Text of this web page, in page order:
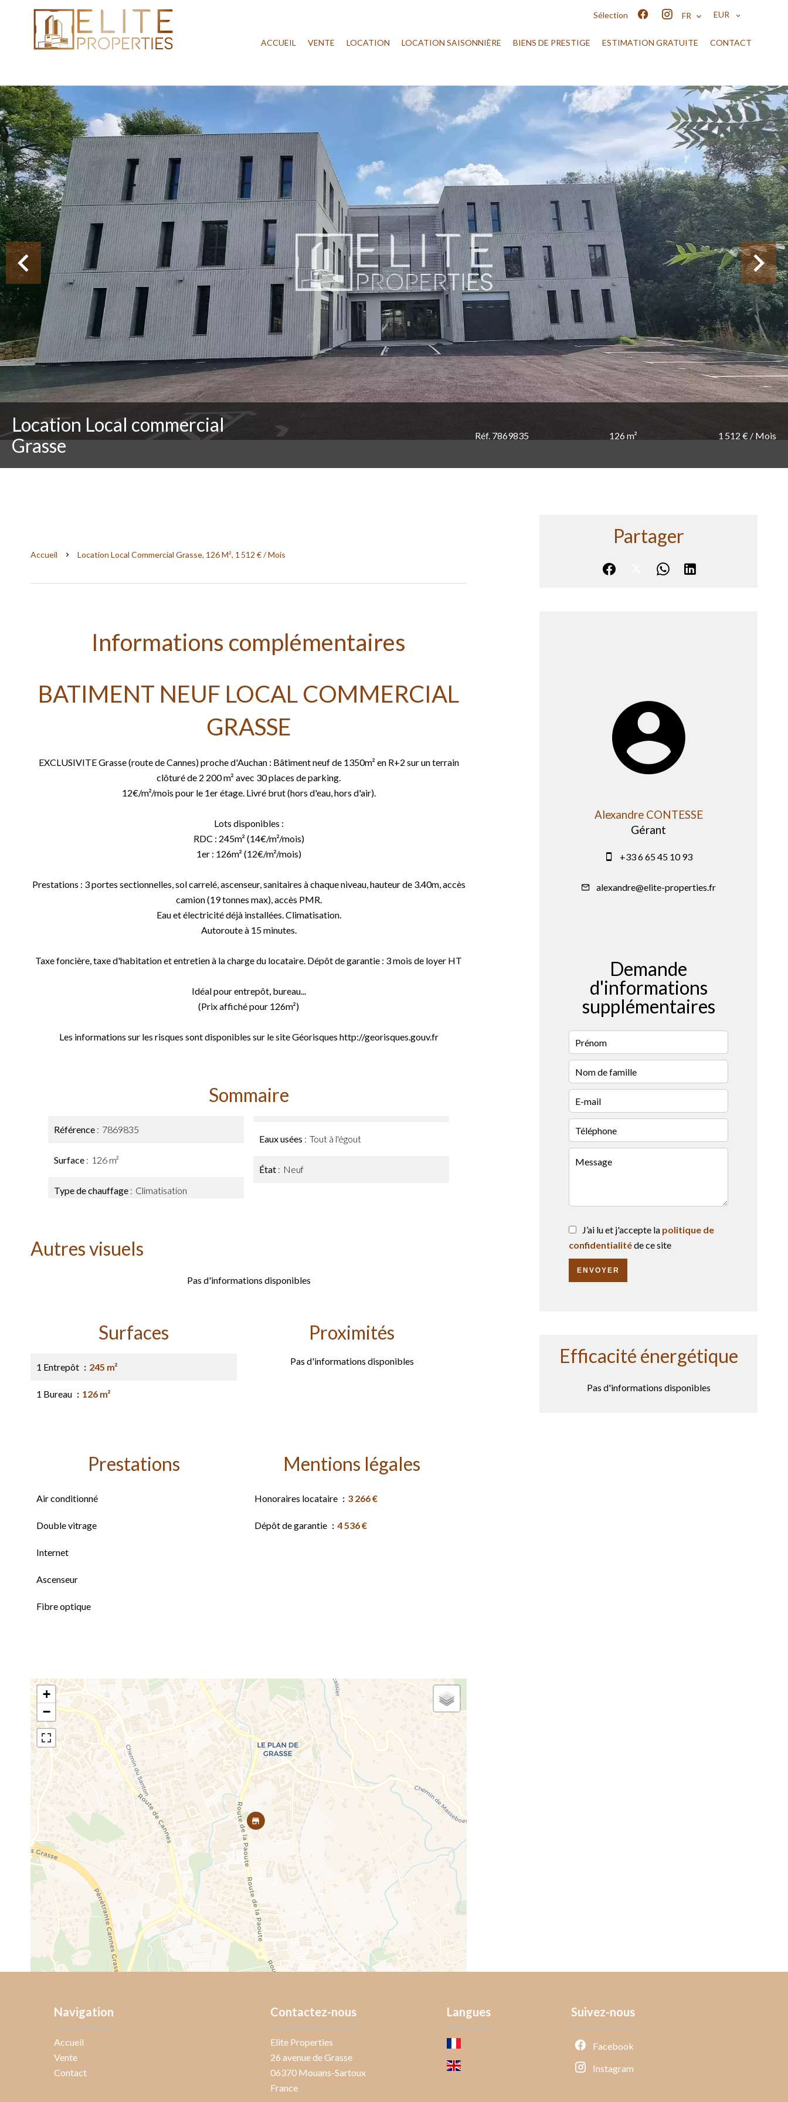
Sélection FR EUR
ACCUEIL VENTE LOCATION LOCATION SAISONNIÈRE BIENS DE PRESTIGE ESTIMATION GRATUITE CONTACT
Location Local commercial
Grasse
Réf. 7869835 126 m² 1 512 € / Mois
Accueil Location Local Commercial Grasse, 126 M², 1 512 € / Mois
Informations complémentaires
BATIMENT NEUF LOCAL COMMERCIAL
GRASSE
EXCLUSIVITE Grasse (route de Cannes) proche d'Auchan : Bâtiment neuf de 1350m² en R+2 sur un terrain
clôturé de 2 200 m² avec 30 places de parking.
12€/m²/mois pour le 1er étage. Livré brut (hors d'eau, hors d'air).
Lots disponibles :
RDC : 245m² (14€/m²/mois)
1er : 126m² (12€/m²/mois)
Prestations : 3 portes sectionnelles, sol carrelé, ascenseur, sanitaires à chaque niveau, hauteur de 3.40m, accès
camion (19 tonnes max), accès PMR.
Eau et électricité déjà installées. Climatisation.
Autoroute à 15 minutes.
Taxe foncière, taxe d'habitation et entretien à la charge du locataire. Dépôt de garantie : 3 mois de loyer HT
Idéal pour entrepôt, bureau...
(Prix affiché pour 126m²)
Les informations sur les risques sont disponibles sur le site Géorisques http://georisques.gouv.fr
Sommaire
Référence 7869835
Surface 126 m²
Type de chauffage Climatisation
Eaux usées Tout à l'égout
État Neuf
Autres visuels
Pas d'informations disponibles
Surfaces
1 Entrepôt 245 m²
1 Bureau 126 m²
Proximités
Pas d'informations disponibles
Prestations
Air conditionné
Double vitrage
Internet
Ascenseur
Fibre optique
Mentions légales
Honoraires locataire 3 266 €
Dépôt de garantie 4 536 €
+
−
Partager
Alexandre CONTESSE
Gérant
+33 6 65 45 10 93
alexandre@elite-properties.fr
Demande
d'informations
supplémentaires
J’ai lu et j'accepte la politique de
confidentialitéde ce site
ENVOYER
Efficacité énergétique
Pas d'informations disponibles
Navigation
Accueil
Vente
Contact
Contactez-nous
Elite Properties
26 avenue de Grasse
06370Mouans-Sartoux
France
Langues Suivez-nous
Facebook
Instagram